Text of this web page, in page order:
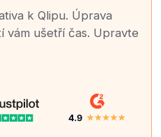
k Qlipu. Úprava
vám ušetří čas. Upravte